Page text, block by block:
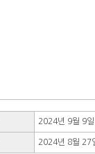
2024년 9월 9일
2024년 8월 27